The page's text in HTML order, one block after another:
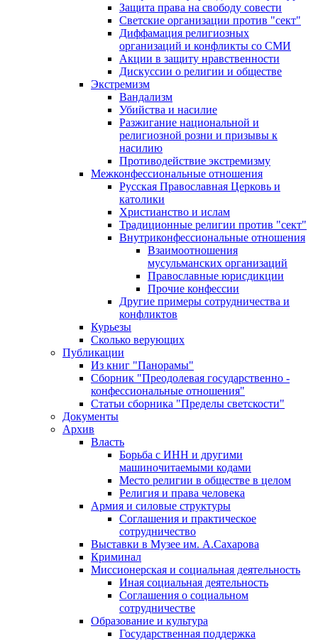
Защита права на свободу совести
Светские организации против "сект"
Диффамация религиозных
организаций и конфликты со СМИ
Акции в защиту нравственности
Дискуссии о религии и обществе
Экстремизм
Вандализм
Убийства и насилие
Разжигание национальной и
религиозной розни и призывы к
насилию
Противодействие экстремизму
Межконфессиональные отношения
Русская Православная Церковь и
католики
Христианство и ислам
Традиционные религии против "сект"
Внутриконфессиональные отношения
Взаимоотношения
мусульманских организаций
Православные юрисдикции
Прочие конфессии
Другие примеры сотрудничества и
конфликтов
Курьезы
Сколько верующих
Публикации
Из книг "Панорамы"
Сборник "Преодолевая государственно -
конфессиональные отношения"
Статьи сборника "Пределы светскости"
Документы
Архив
Власть
Борьба с ИНН и другими
машиночитаемыми кодами
Место религии в обществе в целом
Религия и права человека
Армия и силовые структуры
Соглашения и практическое
сотрудничество
Выставки в Музее им. А.Сахарова
Криминал
Миссионерская и социальная деятельность
Иная социальная деятельность
Соглашения о социальном
сотрудничестве
Образование и культура
Государственная поддержка